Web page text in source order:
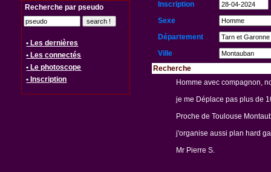
Recherche par pseudo
• Les dernières
• Les connectés
• Le photoscope
• Inscription
Inscription
Sexe
Département
Ville
Recherche
Homme avec compagnon,
je me Déplace pas plus de
Proche de Toulouse
j'organise aussi plan hard
Mr Pierre S.